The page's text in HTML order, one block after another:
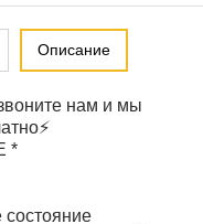
Описание
нам и мы
*
состояние